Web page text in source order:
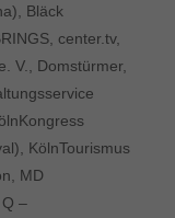
Bläck
center.tv,
V., Domstürmer,
KölnTourismus
MD
–